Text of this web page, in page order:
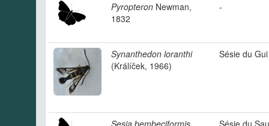
Pyropteron Newman,
1832
-
Synanthedon loranthi
(Králíček, 1966)
Sésie du
Sesia bembeciformis
Sésie du